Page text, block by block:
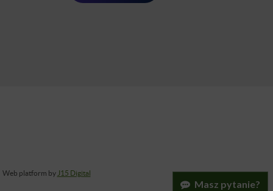
Web platform by J15 Digital
Masz pytanie?